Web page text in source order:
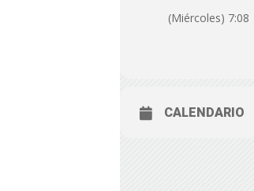
(Miércoles) 7:08
CALENDARIO